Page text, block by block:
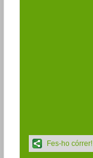
Fes-ho córrer!